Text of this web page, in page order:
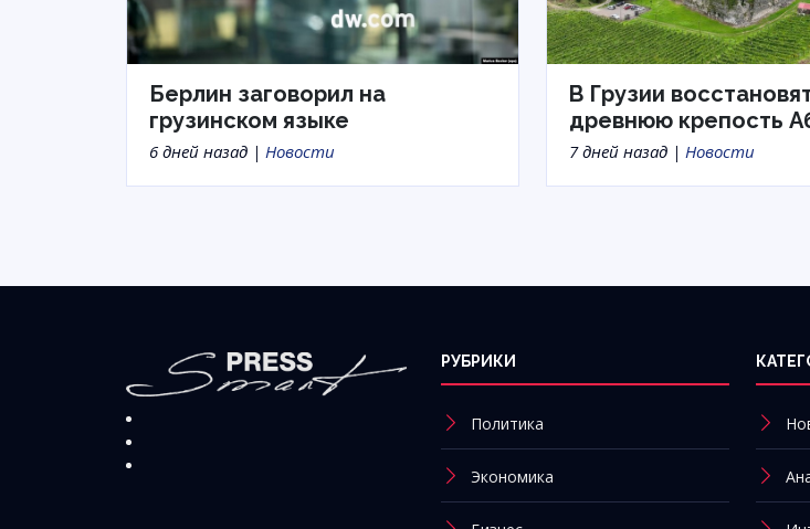
Берлин заговорил на
грузинском языке
6 дней назад | Новости
В Грузии
древнюю крепость
7 дней назад | Новости
РУБРИКИ
Политика
Экономика